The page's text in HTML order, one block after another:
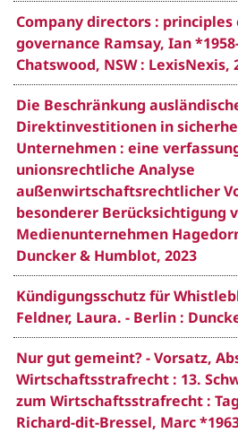
Company directors :
governance Ramsay, Ian
Chatswood, NSW : LexisNexis,
Die Beschränkung
Direktinvestitionen in
Unternehmen : eine
unionsrechtliche Analyse
außenwirtschaftsrechtlicher
besonderer Berücksichtigung
Medienunternehmen
Duncker & Humblot, 2023
Kündigungsschutz für
Feldner, Laura. - Berlin :
Nur gut gemeint? - Vorsatz,
Wirtschaftsstrafrecht : 13.
zum Wirtschaftsstrafrecht :
Richard-dit-Bressel, Marc